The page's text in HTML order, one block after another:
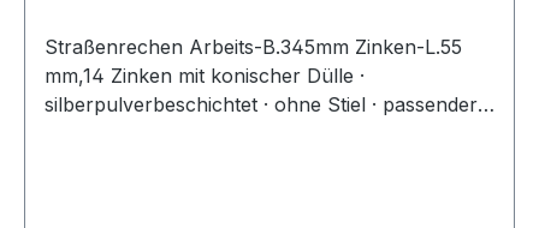
Straßenrechen Arbeits-B.345mm Zinken-L.55
mm,14 Zinken mit konischer Dülle ·
silberpulverbeschichtet · ohne Stiel · passender